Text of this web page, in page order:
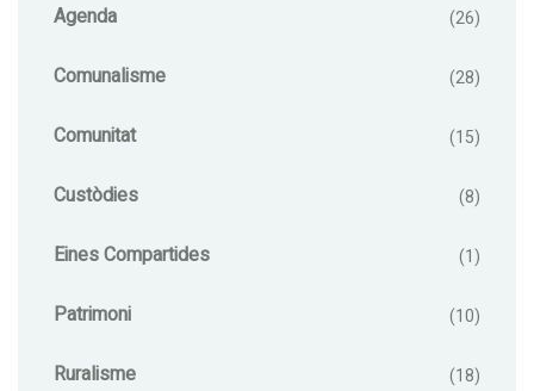
Agenda (26)
Comunalisme (28)
Comunitat (15)
Custòdies (8)
Eines Compartides (1)
Patrimoni (10)
Ruralisme (18)